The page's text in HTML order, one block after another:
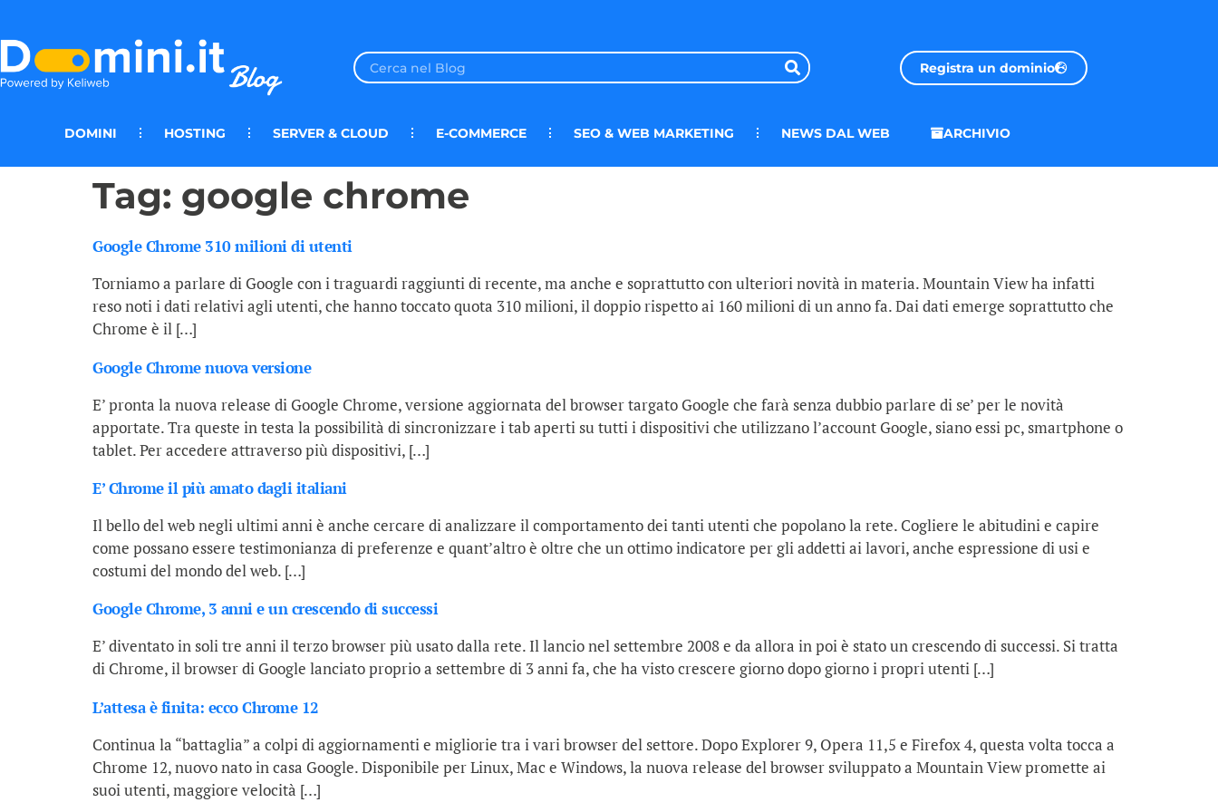
Registra un dominio
DOMINI HOSTING SERVER & CLOUD E-COMMERCE SEO & WEB MARKETING NEWS DAL WEB ARCHIVIO
Tag: google chrome
Google Chrome 310 milioni di utenti
Torniamo a parlare di Google con i traguardi raggiunti di recente, ma anche e soprattutto con ulteriori novità in materia. Mountain View ha infatti
reso noti i dati relativi agli utenti, che hanno toccato quota 310 milioni, il doppio rispetto ai 160 milioni di un anno fa. Dai dati emerge soprattutto che
Chrome è il […]
Google Chrome nuova versione
E’ pronta la nuova release di Google Chrome, versione aggiornata del browser targato Google che farà senza dubbio parlare di se’ per le novità
apportate. Tra queste in testa la possibilità di sincronizzare i tab aperti su tutti i dispositivi che utilizzano l’account Google, siano essi pc, smartphone o
tablet. Per accedere attraverso più dispositivi, […]
E’ Chrome il più amato dagli italiani
Il bello del web negli ultimi anni è anche cercare di analizzare il comportamento dei tanti utenti che popolano la rete. Cogliere le abitudini e capire
come possano essere testimonianza di preferenze e quant’altro è oltre che un ottimo indicatore per gli addetti ai lavori, anche espressione di usi e
costumi del mondo del web. […]
Google Chrome, 3 anni e un crescendo di successi
E’ diventato in soli tre anni il terzo browser più usato dalla rete. Il lancio nel settembre 2008 e da allora in poi è stato un crescendo di successi. Si tratta
di Chrome, il browser di Google lanciato proprio a settembre di 3 anni fa, che ha visto crescere giorno dopo giorno i propri utenti […]
L’attesa è finita: ecco Chrome 12
Continua la “battaglia” a colpi di aggiornamenti e migliorie tra i vari browser del settore. Dopo Explorer 9, Opera 11,5 e Firefox 4, questa volta tocca a
Chrome 12, nuovo nato in casa Google. Disponibile per Linux, Mac e Windows, la nuova release del browser sviluppato a Mountain View promette ai
suoi utenti, maggiore velocità […]